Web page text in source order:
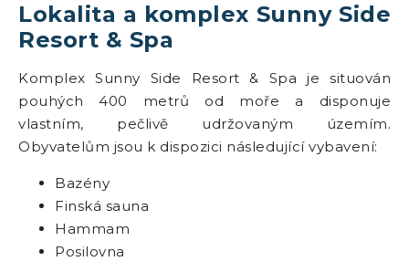
Lokalita a komplex Sunny Side
Resort & Spa
Komplex Sunny Side Resort & Spa je situován
pouhých 400 metrů od moře a disponuje
vlastním, pečlivě udržovaným územím.
Obyvatelům jsou k dispozici následující vybavení:
Bazény
Finská sauna
Hammam
Posilovna